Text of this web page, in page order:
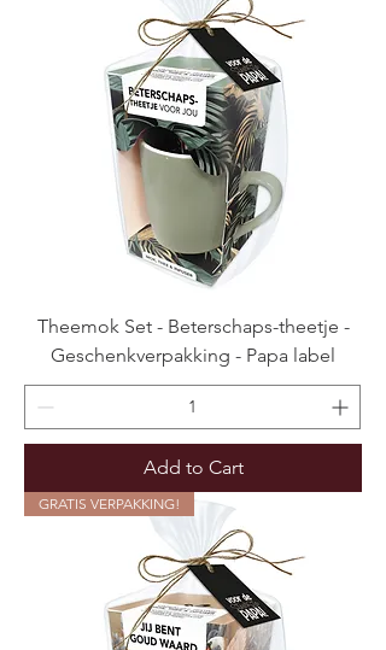
Theemok Set - Beterschaps-theetje -
Geschenkverpakking - Papa label
Add to Cart
GRATIS VERPAKKING!